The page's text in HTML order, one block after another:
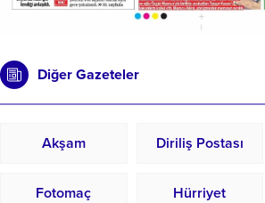
Diğer Gazeteler
Akşam Diriliş Postası
Fotomaç Hürriyet